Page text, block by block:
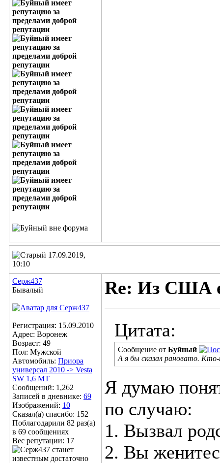
17.09.2019,
10:10
Серж437
Бывалый
Регистрация: 15.09.2010
Адрес: Воронеж
Возраст: 49
Пол: Мужской
Автомобиль: Приора
универсал 2010 -> Vesta
SW 1,6 МТ
Сообщений: 1,262
Записей в дневнике: 69
Изображений: 10
Сказал(а) спасибо: 152
Поблагодарили 82 раз(а)
в 69 сообщениях
Вес репутации: 17
Re: Из США
Цитата:
Сообщение от Буйный
А я бы сказал рановато.
Я думаю
по случаю:
1. Вызвал
2. Вы